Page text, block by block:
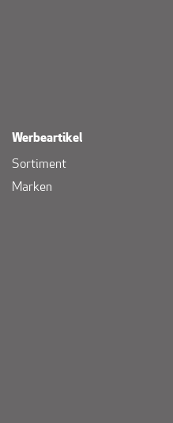
Werbeartikel
Sortiment
Marken